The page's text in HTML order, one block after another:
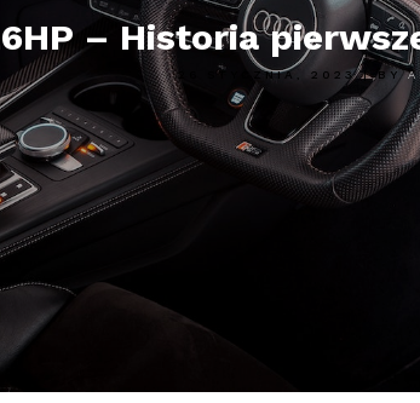
– Historia
26 STYCZNIA, 2023| BY